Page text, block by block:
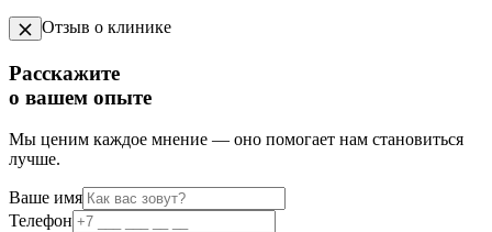
Отзыв о клинике
Расскажите
о вашем опыте
Мы ценим каждое мнение — оно помогает нам становиться
лучше.
Ваше имя
Телефон